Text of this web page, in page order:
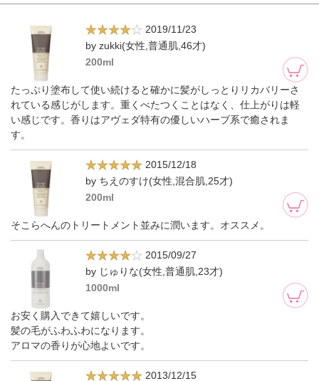
2019/11/23
by zukki(女性,普通肌,46才)
200ml
たっぷり塗布して使い続けると確かに髪がしっとりリカバリーさ
れている感じがします。重くべたつくことはなく、仕上がりは軽
い感じです。香りはアヴェダ特有の優しいハーブ系で癒されま
す。
2015/12/18
by ちえのすけ(女性,混合肌,25才)
200ml
そこらへんのトリートメント並みに潤います。オススメ。
2015/09/27
by じゅりな(女性,普通肌,23才)
1000ml
お安く購入できて嬉しいです。
髪の毛がふわふわになります。
アロマの香りが心地よいです。
2013/12/15